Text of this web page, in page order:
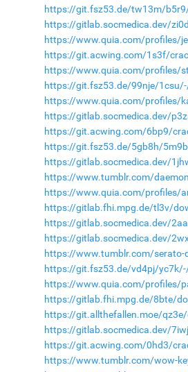
https://git.fsz53.de/tw13m/
https://gitlab.socmedica.dev/
https://www.quia.com/profiles/
https://git.acwing.com/1s3f/
https://www.quia.com/profiles/
https://git.fsz53.de/99nje/
https://www.quia.com/profiles/
https://gitlab.socmedica.dev/
https://git.acwing.com/6bp9/
https://git.fsz53.de/5gb8h/
https://gitlab.socmedica.dev/
https://www.tumblr.com/
https://www.quia.com/profiles/
https://gitlab.fhi.mpg.de/tl3v/
https://gitlab.socmedica.dev/
https://gitlab.socmedica.dev/
https://www.tumblr.com/serato-
https://git.fsz53.de/vd4pj/
https://www.quia.com/profiles/
https://gitlab.fhi.mpg.de/8bte/
https://git.allthefallen.moe/
https://gitlab.socmedica.dev/
https://git.acwing.com/0hd3/
https://www.tumblr.com/wow-